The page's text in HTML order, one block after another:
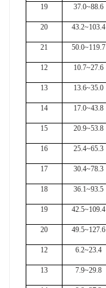
19 37.0~88.6
20 43.2~103.4
21 50.0~119.7
12 10.7~27.6
13 13.6~35.0
14 17.0~43.8
15 20.9~53.8
16 25.4~65.3
17 30.4~78.3
18 36.1~93.5
19 42.5~109.4
20 49.5~127.6
12 6.2~23.4
13 7.9~29.8